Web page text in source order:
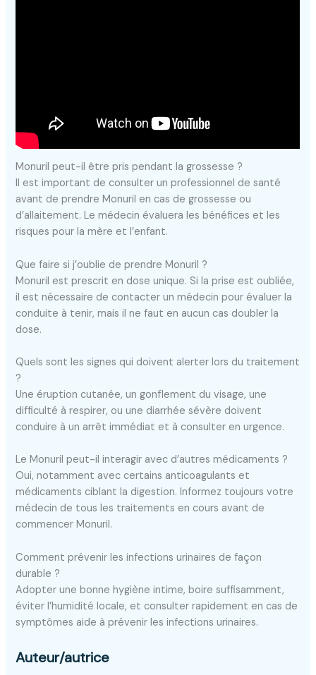
Monuril peut-il être pris pendant la grossesse ?
Il est important de consulter un professionnel de santé
avant de prendre Monuril en cas de grossesse ou
d’allaitement. Le médecin évaluera les bénéfices et les
risques pour la mère et l’enfant.
Que faire si j’oublie de prendre Monuril ?
Monuril est prescrit en dose unique. Si la prise est oubliée,
il est nécessaire de contacter un médecin pour évaluer la
conduite à tenir, mais il ne faut en aucun cas doubler la
dose.
Quels sont les signes qui doivent alerter lors du traitement
?
Une éruption cutanée, un gonflement du visage, une
difficulté à respirer, ou une diarrhée sévère doivent
conduire à un arrêt immédiat et à consulter en urgence.
Le Monuril peut-il interagir avec d’autres médicaments ?
Oui, notamment avec certains anticoagulants et
médicaments ciblant la digestion. Informez toujours votre
médecin de tous les traitements en cours avant de
commencer Monuril.
Comment prévenir les infections urinaires de façon
durable ?
Adopter une bonne hygiène intime, boire suffisamment,
éviter l’humidité locale, et consulter rapidement en cas de
symptômes aide à prévenir les infections urinaires.
Auteur/autrice